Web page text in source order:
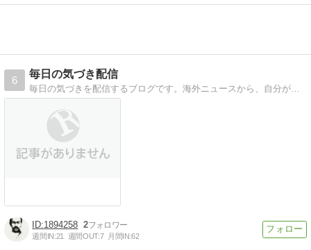
6
毎日の気づき配信
毎日の気づきを配信するブログです。海外ニュースから、自分が購入して良かったものなどを紹介してまいります。
1894258 2
週間IN:21 週間OUT:7 月間IN:62